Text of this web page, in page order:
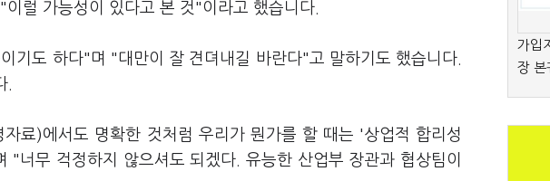
럴 가능성이 있다고 본 것"이라고 했습니다.
기도 하다"며 "대만이 잘 견뎌내길 바란다"고 말하기도 했습니다.
.
료)에서도 명확한 것처럼 우리가 뭔가를 할 때는 '상업적 합리성
너무 걱정하지 않으셔도 되겠다. 유능한 산업부 장관과 협상팀이
가입
장 본